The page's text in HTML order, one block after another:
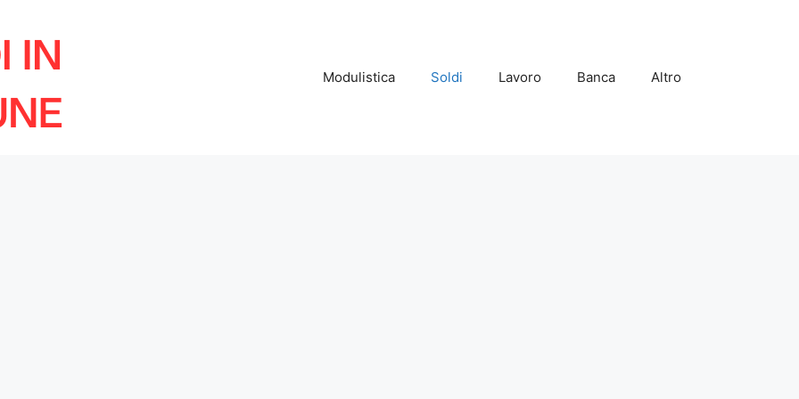
Modulistica Soldi Lavoro Banca Altro